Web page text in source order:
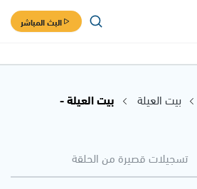
البث المباشر
بيت العيلة
بيت العيلة -
تسجيلات قصيرة من الحلقة